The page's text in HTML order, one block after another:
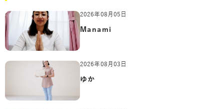
2026年08月05日
Manami
2026年08月03日
ゆか